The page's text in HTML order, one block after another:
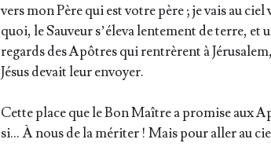
vers mon Père qui est votre père ; je vais au
quoi, le Sau­veur s’é­le­va len­te­ment de terre, et
regards des Apôtres qui ren­trèrent à
Jésus devait leur envoyer.
Cette place que le Bon Maître a pro­mise aux
si… À nous de la méri­ter ! Mais pour aller au